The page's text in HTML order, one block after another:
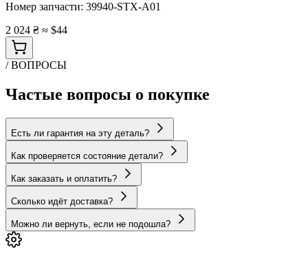
Номер запчасти: 39940-STX-A01
2 024 ₴ ≈ $44
/ ВОПРОСЫ
Частые вопросы о покупке
Есть ли гарантия на эту деталь?
Как проверяется состояние детали?
Как заказать и оплатить?
Сколько идёт доставка?
Можно ли вернуть, если не подошла?